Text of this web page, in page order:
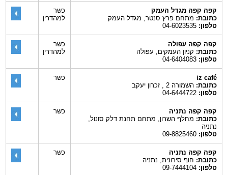
קפה קפה מגדל העמק
כתובת:מתחם פרץ סנטר, מגדל העמק
טלפון:04-6023535
כשר
למהדרין
קפה קפה עפולה
כתובת:קניון העמקים, עפולה
טלפון:04-6404083
כשר
למהדרין
iz café
כתובת:השמורה 2 , זכרון יעקב
טלפון:04-6444722
כשר
קפה קפה נתניה
כתובת:מחלף השרון, מתחם תחנת דלק סונול,
נתניה
טלפון:09-8825460
כשר
קפה קפה נתניה
כתובת:חוף סירונית, נתניה
טלפון:09-7444104
כשר